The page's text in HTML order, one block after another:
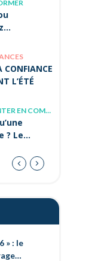
après 30
!
ne me
au
faire ? »
MOMENT
CONFIANCE
L’ÉTÉ
EN COMPÉTENCE
? Le
» : le